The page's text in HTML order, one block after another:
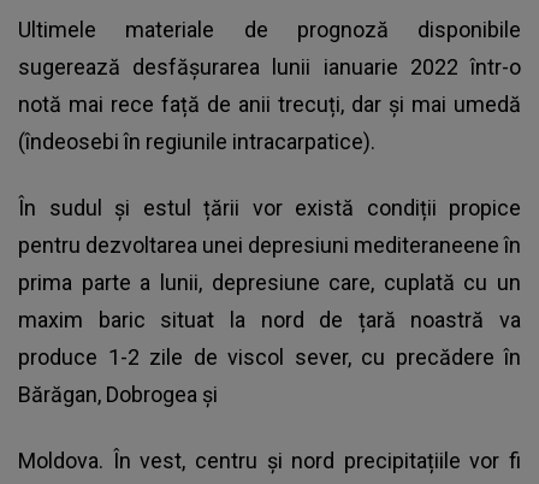
Ultimele materiale de prognoză disponibile
sugerează desfășurarea lunii ianuarie 2022 într-o
notă mai rece față de anii trecuți, dar și mai umedă
(îndeosebi în regiunile intracarpatice).
În sudul și estul țării vor există condiții propice
pentru dezvoltarea unei depresiuni mediteraneene în
prima parte a lunii, depresiune care, cuplată cu un
maxim baric situat la nord de țară noastră va
produce 1-2 zile de viscol sever, cu precădere în
Bărăgan, Dobrogea și
Moldova. În vest, centru și nord precipitațiile vor fi